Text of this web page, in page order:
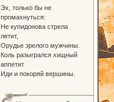
Эх, только бы не
промахнуться:
Не купидонова стрела
летит,
Орудье зрелого мужчины.
Коль разыгрался хищный
аппетит
Иди и покоряй вершины.